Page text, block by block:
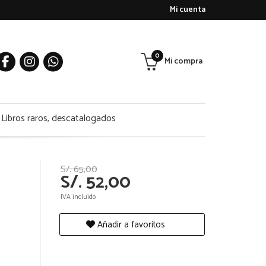
Mi cuenta
Mi compra
0
Libros raros, descatalogados
S/. 65,00
S/. 52,00
IVA incluido
Añadir a favoritos